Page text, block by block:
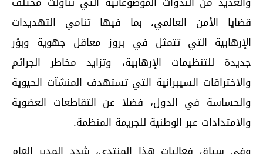
قضايا الأمن العالمي، بما فيها تنامي التهديدات
الإرهابية التي تتمثل في بروز معاقل جهوية وبؤر
جديدة للتنظيمات الإرهابية، وتزايد مخاطر الجرائم
والاختراقات السيبرانية التي تستهدف المنشآت الحيوية
والحساسة في الدول، فضلا عن التقاطعات العضوية
والامتدادات عبر الوطنية للجريمة المنظمة.